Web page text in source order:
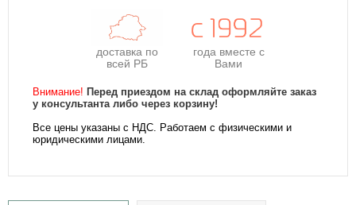
доставка по
всей РБ
года вместе с
Вами
Внимание! Перед приездом на склад оформляйте заказ
у консультанта либо через корзину!
Все цены указаны с НДС. Работаем с физическими и
юридическими лицами.